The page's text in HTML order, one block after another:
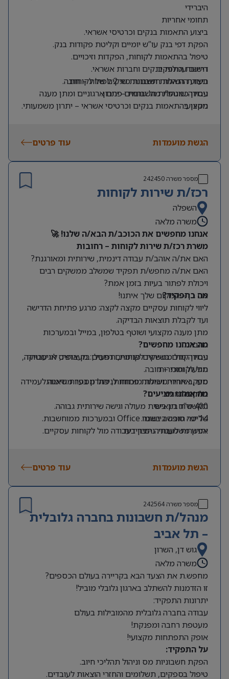
היברידי
תחומי אחריות
ביצוע התאמות בנקים וכרטיסי אשראי.
הפקת דפי בנק עו”ש יומיים וקליטת פקודות בנק.
טיפול בהתאמות לקוחות, הפקדות וזיכויים.
רישום עמלות בנקים וחברות אשראי.
ביצוע התאמות חשבונות שיקים של לקוחות.
עבודה שוטפת מול גורמים פנים ארגוניים ומתן מענה
מקצועי.
דרישות התפקיד
תעודת הנהלת חשבונות סוג 2 לפחות – חובה.
ניסיון כמנהל/ת חשבונות – יתרון.
ניסיון בהתאמות בנקים וכרטיסי אשראי – יתרון משמעותי.
הגשת מועמדות
עוד פרטים
מספר משרה242450
רכז/ת שירות לקוחות
השפלה
משרה מלאה
אנחנו מחפשים את הכוכב/ת הבא/ה שלנו! 🚀
משרת רכז/ת שירות לקוחות – רחובות
האם את/ה אוהב/ת עבודה דינמית, שירותית ומאורגנת?
האם את/ה מחפש/ת תפקיד שמשלב ממשקים רבים
ויכולת לפתור בעיות בזמן אמת?
אם כן – המקום שלך איתנו!
מה בתפקיד?
ליווי לקוחות עסקיים מקצה לקצה: מרגע פתיחת הדרישה
ועד לקבלת תוצאות הבדיקה.
מתן מענה מקצועי ושוטף בטלפון, במייל ובמערכות
החברה.
עבודה מול ממשקים פנימיים רחבים: מעבדות, לוגיסטיקה,
תפעול ומכירות.
מעקב אחרי משימות פתוחות, פתרון בעיות ודאגה לעמידה
בלוחות זמנים.
מה אנחנו מחפשים?
ניסיון קודם בשירות לקוחות, תפעול, בק אופיס או עבודה
מול לקוחות – חובה.
סדר, אחריות ויכולת מוכחת לניהול מספר משימות
במקביל.
תקשורת בינאישית מעולה וגישה שירותית גבוהה.
שליטה טובה ביישומי Office ובמערכות ממוחשבות.
יתרון משמעותי:ניסיון בעבודה מול לקוחות עסקיים.
מה אנחנו מציעים?
400 ש”ח תן ביס.
14 ימי חופשה בשנה.
אפשרות לעבודה היברידית.
בשבוע עד 17:00). תורנות שישי אחת לחודש וחצי –הגשת מועמדות עוד פרטים
מספר משרה242564
מנהל/ת חשבונות בחברה גלובלית
– תל אביב
גוש דן, השרון
משרה מלאה
מחפש.ת את הצעד הבא בקריירה בעולם הכספים?
זו הזדמנות להשתלב בארגון גלובלי מוביל!
יתרונות התפקיד:
עבודה בחברה גלובלית מהמובילות בעולם
מעטפת רחבה ומפנקת!
אופק התפתחות מקצועי!
על התפקיד:
הפקת חשבוניות מס וניהול תהליכי חיוב.
טיפול בספקים, תשלומים והחזרי הוצאות לעובדים.